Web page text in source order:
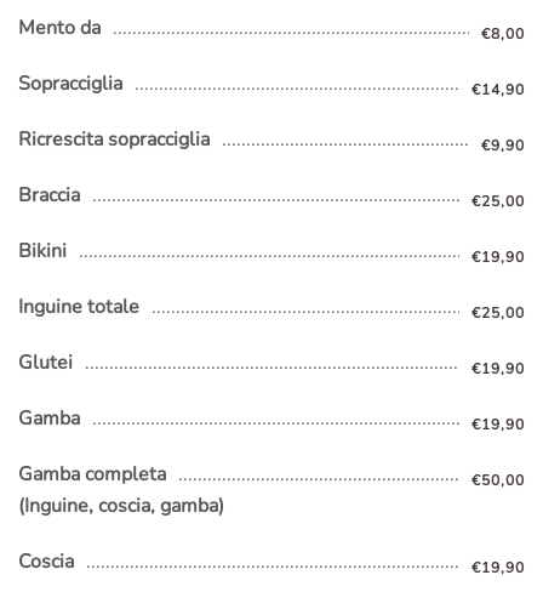
Mento da €8,00
Sopracciglia €14,90
Ricrescita sopracciglia €9,90
Braccia €25,00
Bikini €19,90
Inguine totale €25,00
Glutei €19,90
Gamba €19,90
Gamba completa €50,00
(Inguine, coscia, gamba)
Coscia €19,90